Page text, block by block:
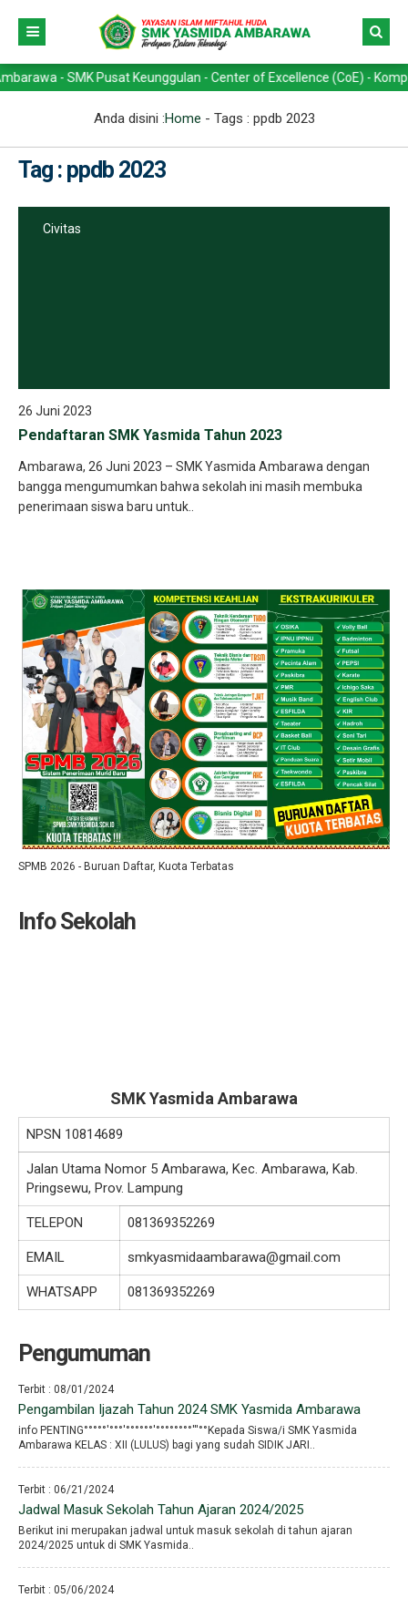
- SMK Pusat Keunggulan - Center of Excellence (CoE) -
Anda disini :Home - Tags : ppdb 2023
Tag : ppdb 2023
Civitas
26 Juni 2023
Pendaftaran SMK Yasmida Tahun 2023
Ambarawa, 26 Juni 2023 – SMK Yasmida Ambarawa dengan
bangga mengumumkan bahwa sekolah ini masih membuka
penerimaan siswa baru untuk..
SPMB 2026 - Buruan Daftar, Kuota Terbatas
Info Sekolah
SMK Yasmida Ambarawa
NPSN 10814689
Jalan Utama Nomor 5 Ambarawa, Kec. Ambarawa, Kab.
Pringsewu, Prov. Lampung
TELEPON 081369352269
EMAIL smkyasmidaambarawa@gmail.com
WHATSAPP 081369352269
Pengumuman
Terbit : 08/01/2024
Pengambilan Ijazah Tahun 2024 SMK Yasmida Ambarawa
info PENTING°°°°°′°°°′°°°°°°′°°°°°°°°′′′°°Kepada Siswa/i SMK Yasmida
Ambarawa KELAS : XII (LULUS) bagi yang sudah SIDIK JARI..
Terbit : 06/21/2024
Jadwal Masuk Sekolah Tahun Ajaran 2024/2025
Berikut ini merupakan jadwal untuk masuk sekolah di tahun ajaran
2024/2025 untuk di SMK Yasmida..
Terbit : 05/06/2024